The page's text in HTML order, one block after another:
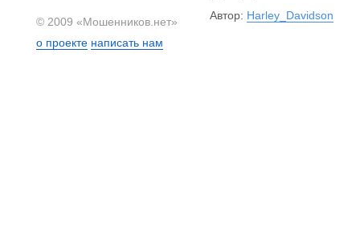
Автор: Harley_Davidson
© 2009 «Мошенников.нет»
о проекте написать нам